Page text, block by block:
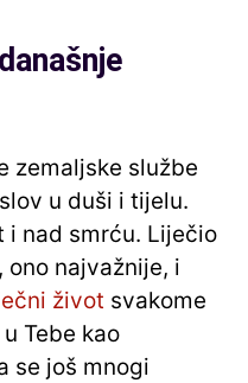
zemaljske službe
u duši i tijelu.
i nad smrću. Liječio
najvažnije, i
život svakome
Tebe kao
se još mnogi